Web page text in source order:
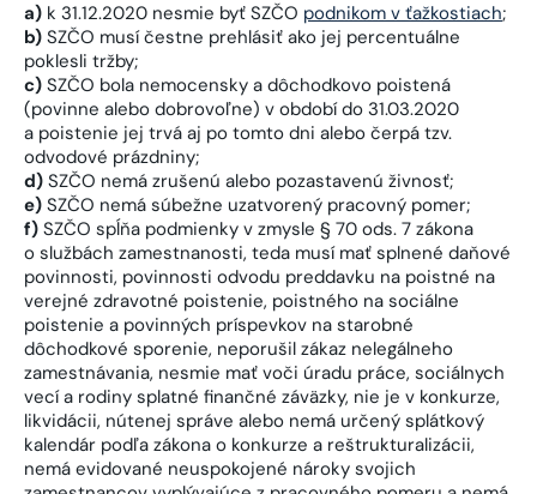
a) k 31.12.2020 nesmie byť SZČO podnikom v ťažkostiach;
b) SZČO musí čestne prehlásiť ako jej percentuálne
poklesli tržby;
c) SZČO bola nemocensky a dôchodkovo poistená
(povinne alebo dobrovoľne) v období do 31.03.2020
a poistenie jej trvá aj po tomto dni alebo čerpá tzv.
odvodové prázdniny;
d) SZČO nemá zrušenú alebo pozastavenú živnosť;
e) SZČO nemá súbežne uzatvorený pracovný pomer;
f) SZČO spĺňa podmienky v zmysle § 70 ods. 7 zákona
o službách zamestnanosti, teda musí mať splnené daňové
povinnosti, povinnosti odvodu preddavku na poistné na
verejné zdravotné poistenie, poistného na sociálne
poistenie a povinných príspevkov na starobné
dôchodkové sporenie, neporušil zákaz nelegálneho
zamestnávania, nesmie mať voči úradu práce, sociálnych
vecí a rodiny splatné finančné záväzky, nie je v konkurze,
likvidácii, nútenej správe alebo nemá určený splátkový
kalendár podľa zákona o konkurze a reštrukturalizácii,
nemá evidované neuspokojené nároky svojich